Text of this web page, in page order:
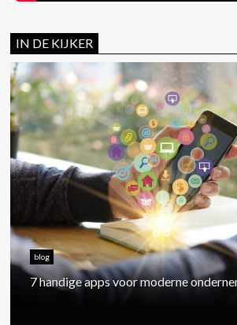
IN DE KIJKER
blog
7 handige apps voor moderne